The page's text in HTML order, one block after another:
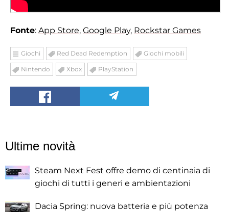
Fonte: App Store, Google Play, Rockstar Games
Giochi Red Dead Redemption Giochi mobili
Nintendo Xbox PlayStation
Ultime novità
Steam Next Fest offre demo di centinaia di
giochi di tutti i generi e ambientazioni
Dacia Spring: nuova batteria e più potenza